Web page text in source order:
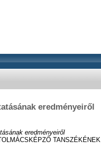
eredményeiről
eredményeiről
TANSZÉKÉNEK